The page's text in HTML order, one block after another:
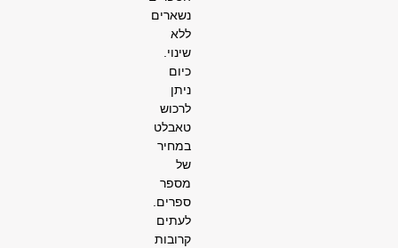
נשארים
ללא
שינוי.
כיום
ניתן
לרכוש
טאבלט
במחיר
של
מספר
ספרים.
לעתים
קרובות